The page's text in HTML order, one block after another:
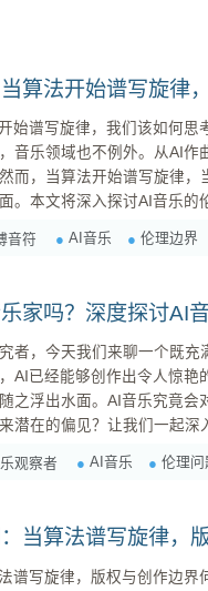
算法开始谱写旋律
该如何思考？ 人工智能（AI）正以前所未有
音乐领域也不例外。从AI作
而，当算法开始谱写旋律
。本文将深入探讨AI音乐的
的AI音乐主要集中在模仿现
音符 AI音乐 伦理边界
家吗？深度探讨AI
者，今天我们来聊一个既
AI已经能够创作出令人惊艳
之浮出水面。AI音乐究竟会
见？让我们一起深入探讨这些问题
分析大量的音乐数据，学
观察者 AI音乐 伦理问
当算法谱写旋律，
版权与创作边界何去何从？ “AI孙燕姿”